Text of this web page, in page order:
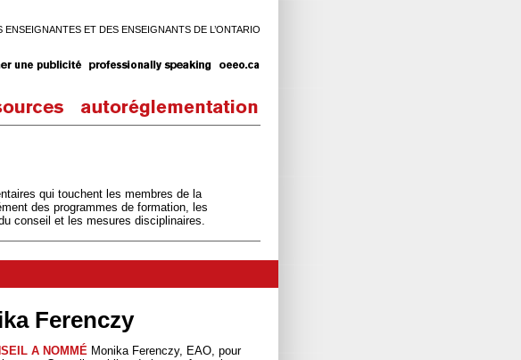
ENSEIGNANTES ET DES ENSEIGNANTS DE L’ONTARIO
qui touchent les membres de la
des programmes de formation, les
conseil et les mesures disciplinaires.
Ferenczy
A NOMMÉ Monika Ferenczy, EAO, pour